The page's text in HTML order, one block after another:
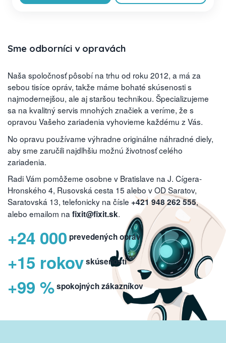
Sme odborníci v opravách
Naša spoločnosť pôsobí na trhu od roku 2012, a má za
sebou tisíce opráv, takže máme bohaté skúsenosti s
najmodernejšou, ale aj staršou technikou. Špecializujeme
sa na kvalitný servis mnohých značiek a veríme, že s
opravou Vašeho zariadenia vyhovieme každému z Vás.
No opravu používame výhradne originálne náhradné diely,
aby sme zaručili najdlhšiu možnú životnosť celého
zariadenia.
Radi Vám pomôžeme osobne v Bratislave na J. Cígera-
Hronského 4, Rusovská cesta 15 alebo v OD Saratov,
Saratovská 13, telefonicky na čísle +421 948 262 555,
alebo emailom na fixit@fixit.sk.
+24 000 prevedených opráv
+15 rokovskúseností
+99 %spokojných zákazníkov